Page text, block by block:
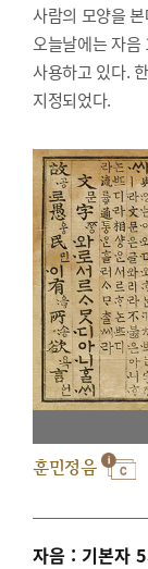
사람의 모양을
오늘날에는 자음
사용하고 있다.
지정되었다.
훈민정음
자음 : 기본자